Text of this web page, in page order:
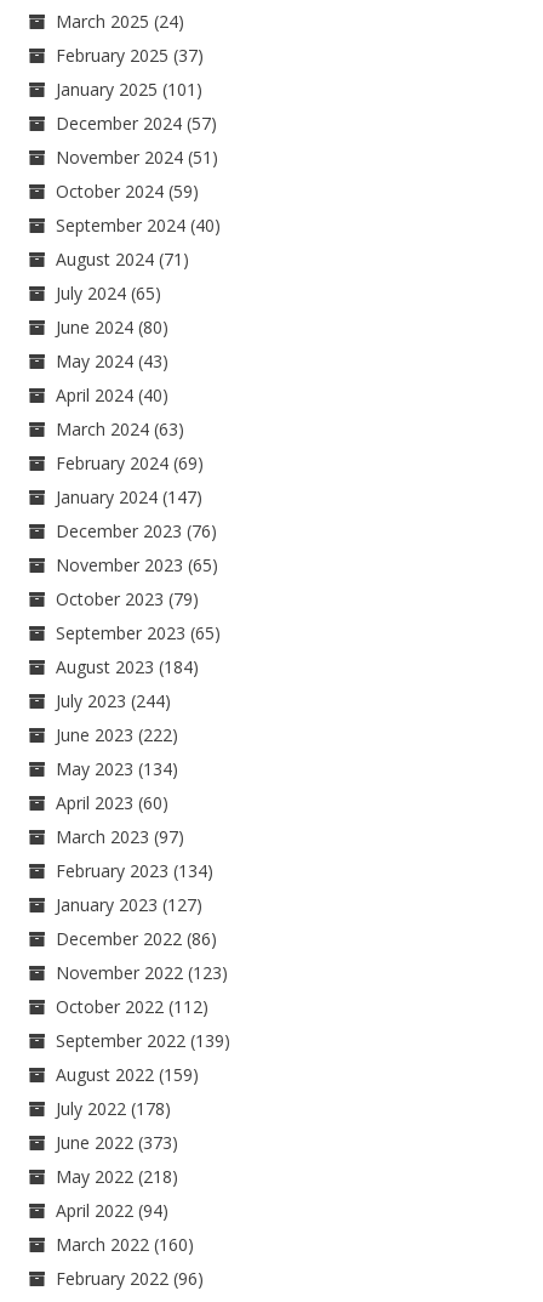
March 2025 (24)
February 2025 (37)
January 2025 (101)
December 2024 (57)
November 2024 (51)
October 2024 (59)
September 2024 (40)
August 2024 (71)
July 2024 (65)
June 2024 (80)
May 2024 (43)
April 2024 (40)
March 2024 (63)
February 2024 (69)
January 2024 (147)
December 2023 (76)
November 2023 (65)
October 2023 (79)
September 2023 (65)
August 2023 (184)
July 2023 (244)
June 2023 (222)
May 2023 (134)
April 2023 (60)
March 2023 (97)
February 2023 (134)
January 2023 (127)
December 2022 (86)
November 2022 (123)
October 2022 (112)
September 2022 (139)
August 2022 (159)
July 2022 (178)
June 2022 (373)
May 2022 (218)
April 2022 (94)
March 2022 (160)
February 2022 (96)